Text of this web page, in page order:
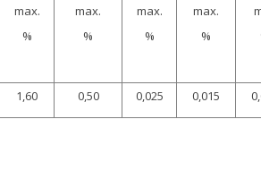
max.
%
max.
%
max.
%
max.
%
1,60 0,50 0,025 0,015